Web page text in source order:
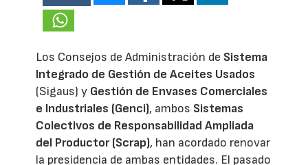
Los Consejos de Administración de Sistema
Integrado de Gestión de Aceites Usados
(Sigaus) y Gestión de Envases Comerciales
e Industriales (Genci), ambos Sistemas
Colectivos de Responsabilidad Ampliada
del Productor (Scrap), han acordado renovar
la presidencia de ambas entidades. El pasado